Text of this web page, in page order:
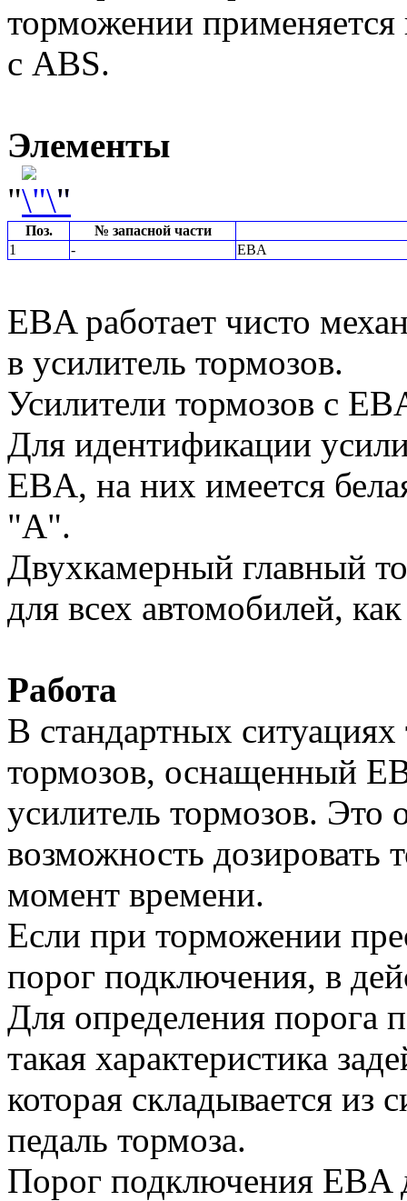
торможении
с ABS.
Элементы
"
"
Поз.
№ запасной части
1
- EBA
EBA работает чисто
в усилитель тормозов.
Усилители тормозов с
Для идентификации
EBA, на них имеется
"А".
Двухкамерный главный
для всех автомобилей,
Работа
В стандартных
тормозов, оснащенный
усилитель тормозов. Это
возможность дозировать
момент времени.
Если при торможении
порог подключения, в
Для определения порога
такая характеристика
которая складывается из
педаль тормоза.
Порог подключения EBA